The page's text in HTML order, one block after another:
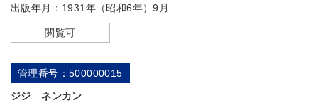
出版年月： 1931年（昭和6年）9月
閲覧可
管理番号：500000015
ジジ ネンカン